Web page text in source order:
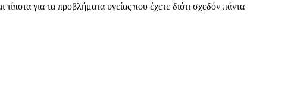
τίποτα για τα προβλήματα υγείας που έχετε διότι σχεδόν πάντα